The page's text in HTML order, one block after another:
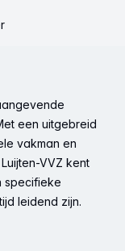
een uitgebreid
vakman en
VVZ kent
specifieke
leidend zijn.